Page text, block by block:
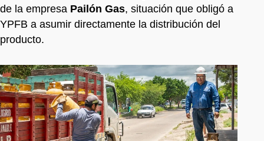
de la empresa Pailón Gas, situación que obligó a
YPFB a asumir directamente la distribución del
producto.